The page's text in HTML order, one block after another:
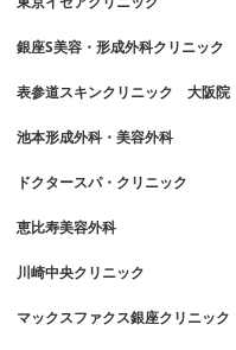
銀座S美容・形成外科クリニック
表参道スキンクリニック 大阪院
池本形成外科・美容外科
ドクタースパ・クリニック
恵比寿美容外科
川崎中央クリニック
マックスファクス銀座クリニック